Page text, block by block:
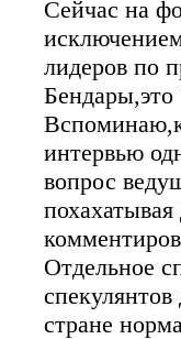
Сейчас на
лидеров по
интервью
вопрос
Отдельное
стране